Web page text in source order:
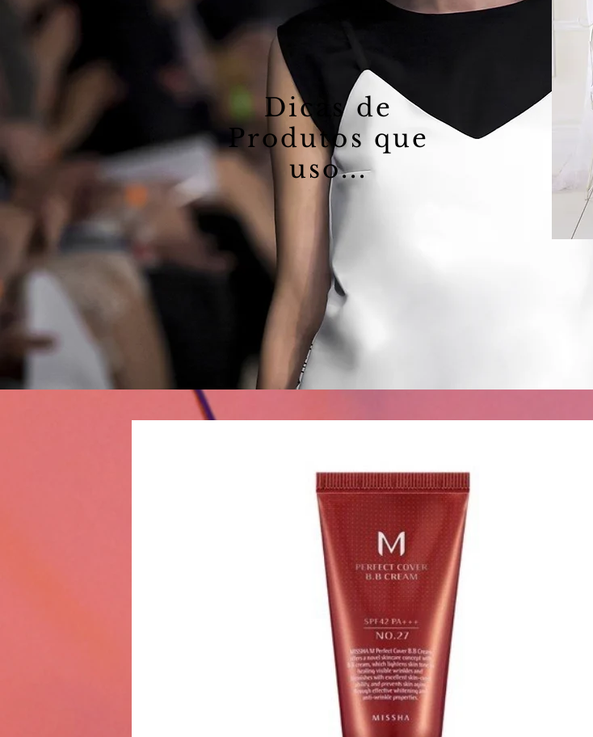
Dicas de
Produtos que
uso...